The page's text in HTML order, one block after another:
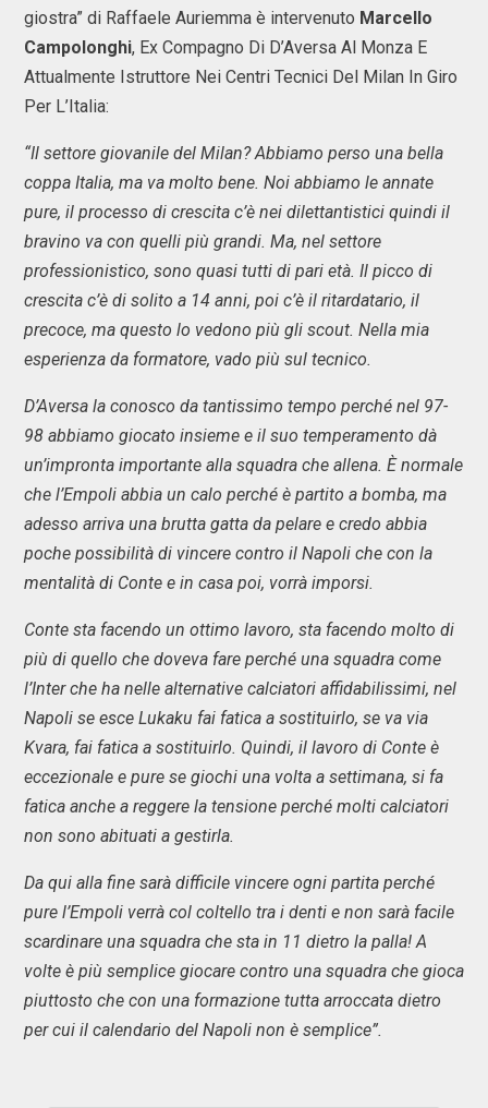
giostra” di Raffaele Auriemma è intervenuto Marcello
Campolonghi, Ex Compagno Di D’Aversa Al Monza E
Attualmente Istruttore Nei Centri Tecnici Del Milan In Giro
Per L’Italia:
“Il settore giovanile del Milan? Abbiamo perso una bella
coppa Italia, ma va molto bene. Noi abbiamo le annate
pure, il processo di crescita c’è nei dilettantistici quindi il
bravino va con quelli più grandi. Ma, nel settore
professionistico, sono quasi tutti di pari età. Il picco di
crescita c’è di solito a 14 anni, poi c’è il ritardatario, il
precoce, ma questo lo vedono più gli scout. Nella mia
esperienza da formatore, vado più sul tecnico.
D’Aversa la conosco da tantissimo tempo perché nel 97-
98 abbiamo giocato insieme e il suo temperamento dà
un’impronta importante alla squadra che allena. È normale
che l’Empoli abbia un calo perché è partito a bomba, ma
adesso arriva una brutta gatta da pelare e credo abbia
poche possibilità di vincere contro il Napoli che con la
mentalità di Conte e in casa poi, vorrà imporsi.
Conte sta facendo un ottimo lavoro, sta facendo molto di
più di quello che doveva fare perché una squadra come
l’Inter che ha nelle alternative calciatori affidabilissimi, nel
Napoli se esce Lukaku fai fatica a sostituirlo, se va via
Kvara, fai fatica a sostituirlo. Quindi, il lavoro di Conte è
eccezionale e pure se giochi una volta a settimana, si fa
fatica anche a reggere la tensione perché molti calciatori
non sono abituati a gestirla.
Da qui alla fine sarà difficile vincere ogni partita perché
pure l’Empoli verrà col coltello tra i denti e non sarà facile
scardinare una squadra che sta in 11 dietro la palla! A
volte è più semplice giocare contro una squadra che gioca
piuttosto che con una formazione tutta arroccata dietro
per cui il calendario del Napoli non è semplice”.